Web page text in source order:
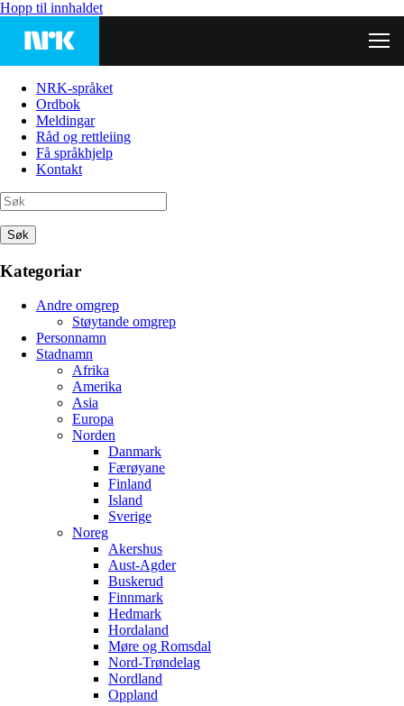
Hopp til innhaldet
NRK-språket
Ordbok
Meldingar
Råd og rettleiing
Få språkhjelp
Kontakt
Søk
Kategoriar
Andre omgrep
Støytande omgrep
Personnamn
Stadnamn
Afrika
Amerika
Asia
Europa
Norden
Danmark
Færøyane
Finland
Island
Sverige
Noreg
Akershus
Aust-Agder
Buskerud
Finnmark
Hedmark
Hordaland
Møre og Romsdal
Nord-Trøndelag
Nordland
Oppland